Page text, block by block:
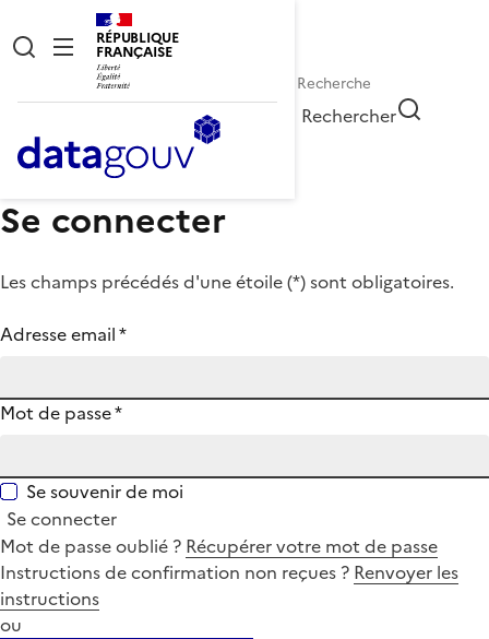
RÉPUBLIQUE
FRANÇAISE
Rechercher
Se connecter
Les champs précédés d'une étoile (*) sont obligatoires.
Adresse email*
Mot de passe*
Se souvenir de moi
Se connecter
Mot de passe oublié ? Récupérer votre mot de passe
Instructions de confirmation non reçues ? Renvoyer les
instructions
ou